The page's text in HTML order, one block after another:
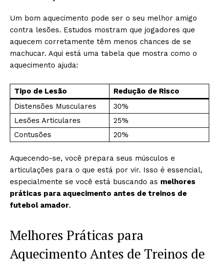
Um bom aquecimento pode ser o seu melhor amigo
contra lesões. Estudos mostram que jogadores que
aquecem corretamente têm menos chances de se
machucar. Aqui está uma tabela que mostra como o
aquecimento ajuda:
Tipo de Lesão
Redução de Risco
Distensões Musculares
30%
Lesões Articulares
25%
Contusões
20%
Aquecendo-se, você prepara seus músculos e
articulações para o que está por vir. Isso é essencial,
especialmente se você está buscando as melhores
práticas para aquecimento antes de treinos de
futebol amador.
Melhores Práticas para
Aquecimento Antes de Treinos de